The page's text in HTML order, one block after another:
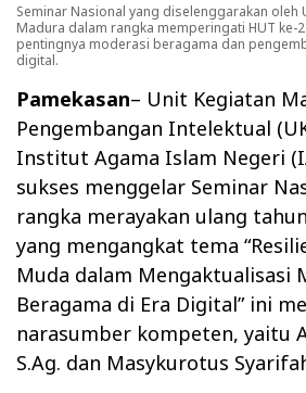
Seminar Nasional yang diselenggarakan oleh
Madura dalam rangka memperingati HUT ke-
pentingnya moderasi beragama dan
digital.
Pamekasan– Unit Kegiatan
Pengembangan Intelektual
Institut Agama Islam Negeri
sukses menggelar Seminar
rangka merayakan ulang
yang mengangkat tema
Muda dalam Mengaktualisasi
Beragama di Era Digital” ini
narasumber kompeten, yaitu
S.Ag. dan Masykurotus